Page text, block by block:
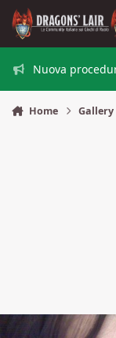
Vai al contenuto
Nuova
Home Gallery